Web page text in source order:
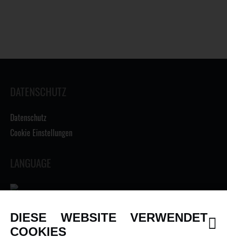
DATENSCHUTZ
Datenschutz
Cookie Einstellungen
LANGUAGE
INFORMATIONEN
DIESE WEBSITE VERWENDET
COOKIES